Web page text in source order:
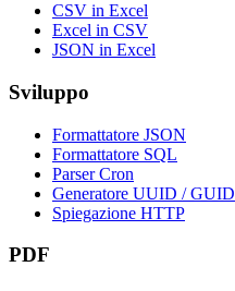
CSV in Excel
Excel in CSV
JSON in Excel
Sviluppo
Formattatore JSON
Formattatore SQL
Parser Cron
Generatore UUID / GUID
Spiegazione HTTP
PDF